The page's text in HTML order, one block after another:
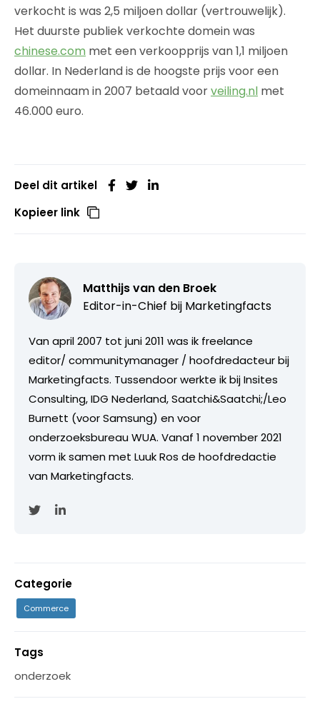
verkocht is was 2,5 miljoen dollar (vertrouwelijk).
Het duurste publiek verkochte domein was
chinese.com met een verkoopprijs van 1,1 miljoen
dollar. In Nederland is de hoogste prijs voor een
domeinnaam in 2007 betaald voorveiling.nl met
46.000 euro.
Deel dit artikel
Kopieer link
Matthijs van den Broek
Editor-in-Chief bij Marketingfacts
Van april 2007 tot juni 2011 was ik freelance
editor/ communitymanager / hoofdredacteur bij
Marketingfacts. Tussendoor werkte ik bij Insites
Consulting, IDG Nederland, Saatchi&Saatchi;/Leo
Burnett (voor Samsung) en voor
onderzoeksbureau WUA. Vanaf 1 november 2021
vorm ik samen met Luuk Ros de hoofdredactie
van Marketingfacts.
Categorie
Commerce
Tags
onderzoek